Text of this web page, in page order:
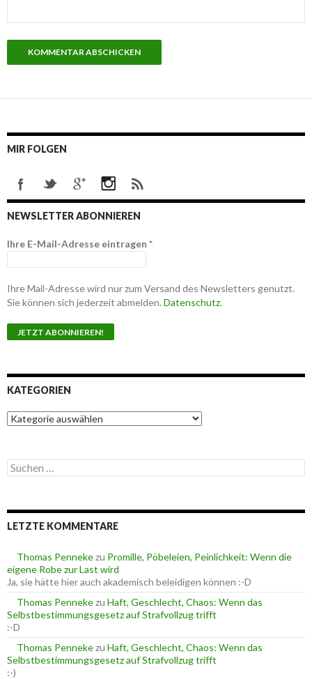
MIR FOLGEN
NEWSLETTER ABONNIEREN
Ihre E-Mail-Adresse eintragen *
Ihre Mail-Adresse wird nur zum Versand des Newsletters genutzt.
Sie können sich jederzeit abmelden. Datenschutz.
KATEGORIEN
K
a
g
o
n
S
u
e
n
c
h
:
LETZTE KOMMENTARE
Thomas Pennekezu Promille, Pöbeleien, Peinlichkeit: Wenn die
eigene Robe zur Last wird
Ja, sie hätte hier auch akademisch beleidigen können :-D
Thomas Pennekezu Haft, Geschlecht, Chaos: Wenn das
Selbstbestimmungsgesetz auf Strafvollzug trifft
:-D
Thomas Pennekezu Haft, Geschlecht, Chaos: Wenn das
Selbstbestimmungsgesetz auf Strafvollzug trifft
:-)